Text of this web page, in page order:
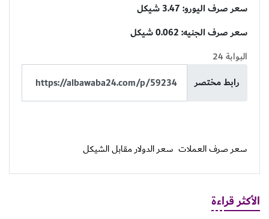
سعر صرف اليورو: 3.47 شيكل
سعر صرف الجنيه: 0.062 شيكل
البوابة 24
رابط مختصر
سعر صرف العملات سعر الدولار مقابل الشيكل
الأكثر قراءة